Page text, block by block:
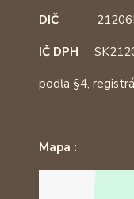
DIČ
IČ DPH
podľa §4,
Mapa :